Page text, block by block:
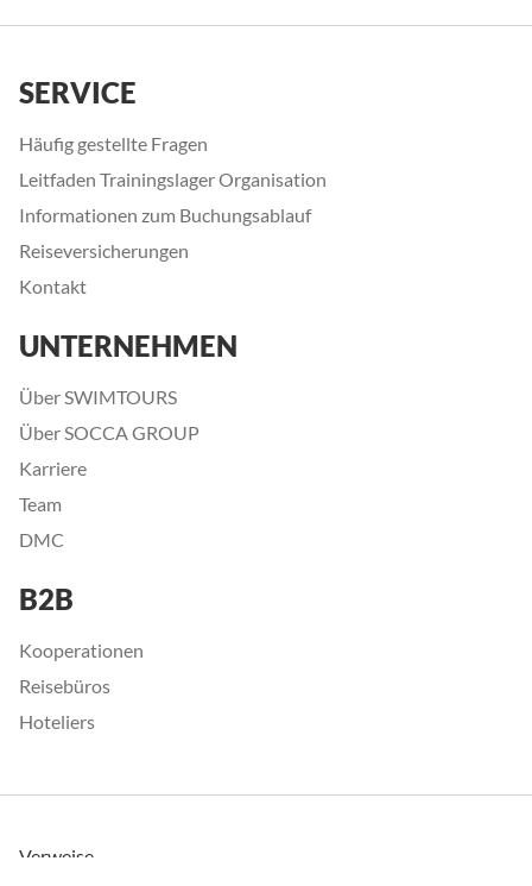
SERVICE
Häufig gestellte Fragen
Leitfaden Trainingslager Organisation
Informationen zum Buchungsablauf
Reiseversicherungen
Kontakt
UNTERNEHMEN
Über SWIMTOURS
Über SOCCA GROUP
Karriere
Team
DMC
B2B
Kooperationen
Reisebüros
Hoteliers
Verweise